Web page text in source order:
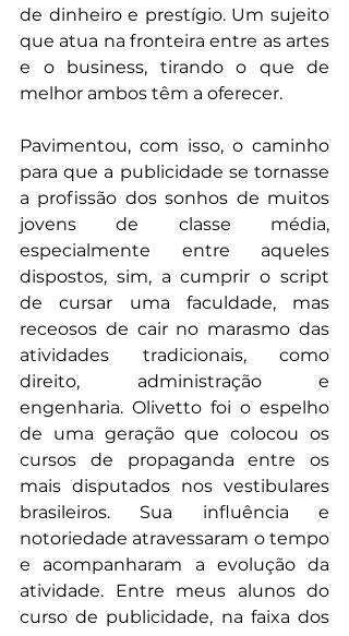
de dinheiro e prestígio. Um sujeito
que atua na fronteira entre as artes
e o business, tirando o que de
melhor ambos têm a oferecer.
Pavimentou, com isso, o caminho
para que a publicidade se tornasse
a profissão dos sonhos de muitos
jovens de classe média,
especialmente entre aqueles
dispostos, sim, a cumprir o script
de cursar uma faculdade, mas
receosos de cair no marasmo das
atividades tradicionais, como
direito, administração e
engenharia. Olivetto foi o espelho
de uma geração que colocou os
cursos de propaganda entre os
mais disputados nos vestibulares
brasileiros. Sua influência e
notoriedade atravessaram o tempo
e acompanharam a evolução da
atividade. Entre meus alunos do
curso de publicidade, na faixa dos